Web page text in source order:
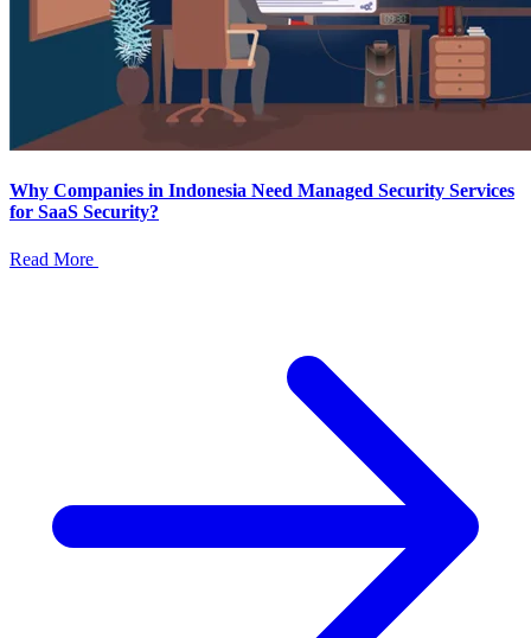
Why Companies in Indonesia Need Managed Security Services
for SaaS Security?
Read More